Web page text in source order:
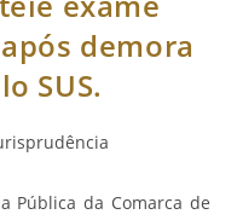
demora
SUS.
Pública da Comarca de